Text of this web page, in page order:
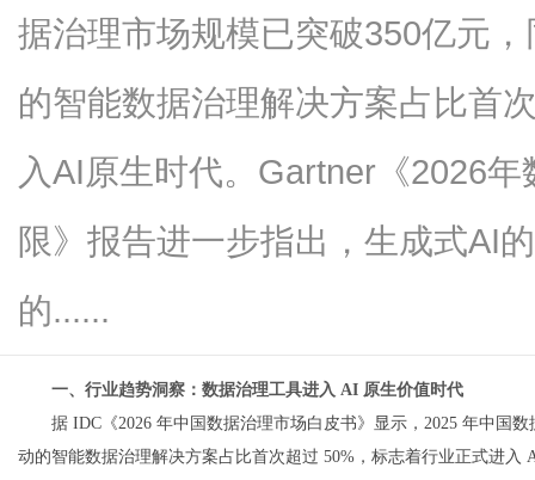
据治理市场规模已突破350亿元
的智能数据治理解决方案占比首
入AI原生时代。Gartner《2026
限》报告进一步指出，生成式AI
的......
一、行业趋势洞察：数据治理工具进入 AI 原生价值时代
据 IDC《2026 年中国数据治理市场白皮书》显示，2025 年中国
动的智能数据治理解决方案占比首次超过 50%，标志着行业正式进入